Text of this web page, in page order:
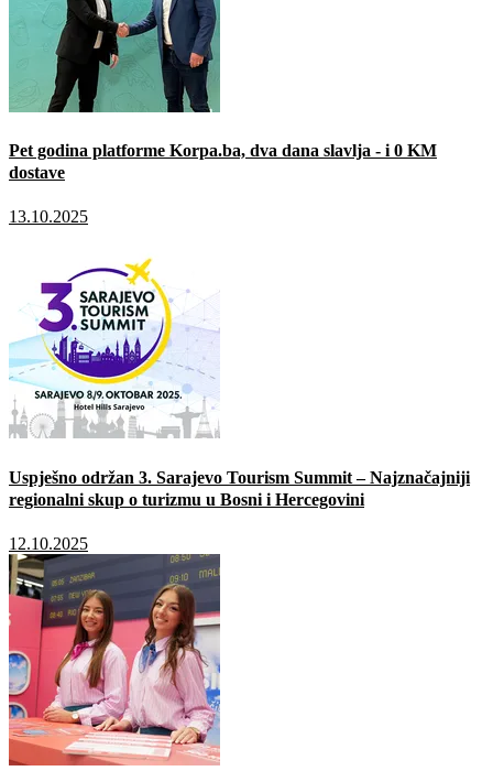
Pet godina platforme Korpa.ba, dva dana slavlja - i 0 KM
dostave
13.10.2025
Uspješno održan 3. Sarajevo Tourism Summit – Najznačajniji
regionalni skup o turizmu u Bosni i Hercegovini
12.10.2025